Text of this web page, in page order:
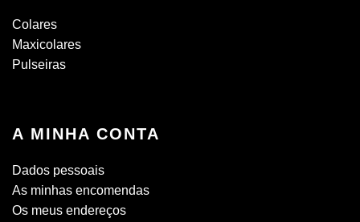
Colares
Maxicolares
Pulseiras
A MINHA CONTA
Dados pessoais
As minhas encomendas
Os meus endereços